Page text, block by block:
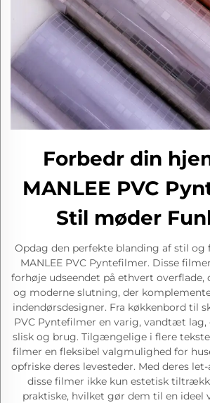
Forbedr din
MANLEE PVC
Stil møder
Opdag den perfekte blanding af stil
MANLEE PVC Pyntefilmer. Disse
forhøje udseendet på ethvert overflade,
og moderne slutning, der
indendørsdesigner. Fra køkkenbord til
PVC Pyntefilmer en varig, vandtæt
slisk og brug. Tilgængelige i flere
filmer en fleksibel valgmulighed for
opfriske deres levesteder. Med deres
disse filmer ikke kun estetisk
praktiske, hvilket gør dem til en ideel